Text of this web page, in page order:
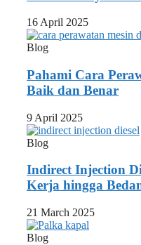
16 April 2025
Blog
Pahami Cara
Baik dan Benar
9 April 2025
Blog
Indirect Injection
Kerja hingga
21 March 2025
Blog